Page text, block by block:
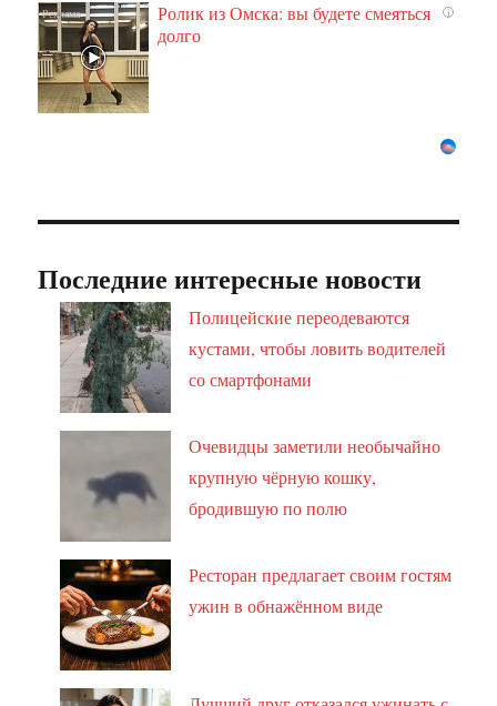
i
Ролик из Омска: вы будете смеяться
долго
Последние интересные новости
Полицейские переодеваются
кустами, чтобы ловить водителей
со смартфонами
Очевидцы заметили необычайно
крупную чёрную кошку,
бродившую по полю
Ресторан предлагает своим гостям
ужин в обнажённом виде